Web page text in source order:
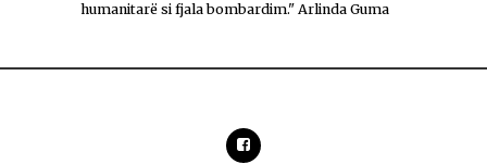
humanitarë si fjala bombardim." Arlinda Guma